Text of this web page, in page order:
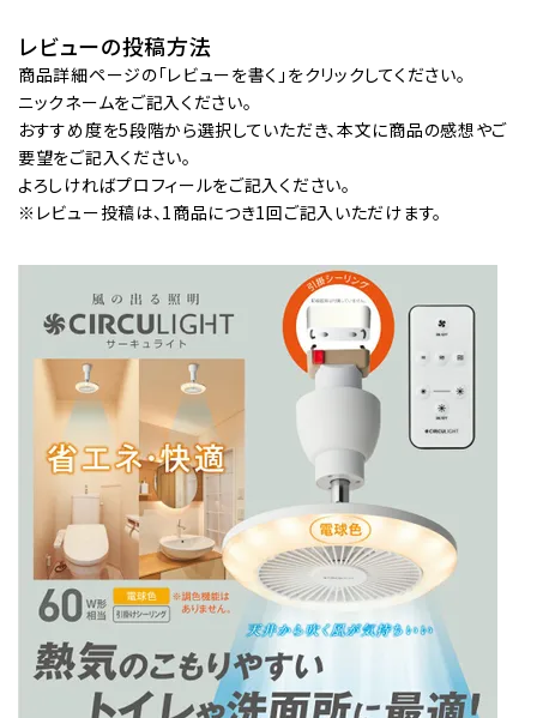
レビューの投稿方法
商品詳細ページの「レビューを書く」をクリックしてください。
ニックネームをご記入ください。
おすすめ度を5段階から選択していただき、本文に商品の感想やご
要望をご記入ください。
よろしければプロフィールをご記入ください。
※レビュー投稿は、1商品につき1回ご記入いただけます。